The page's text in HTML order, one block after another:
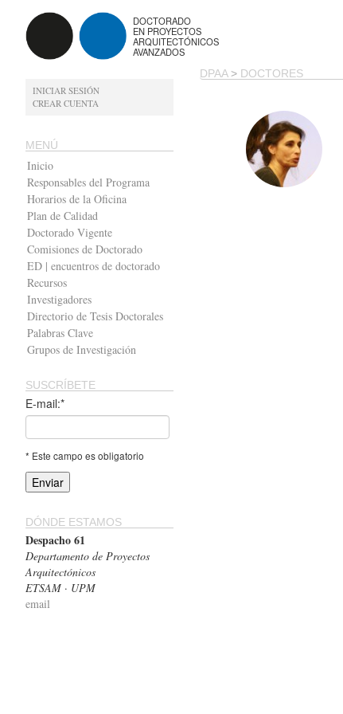
DOCTORADO
EN PROYECTOS
ARQUITECTÓNICOS
AVANZADOS
INICIAR SESIÓN
CREAR CUENTA
MENÚ
Inicio
Responsables del Programa
Horarios de la Oficina
Plan de Calidad
Doctorado Vigente
Comisiones de Doctorado
ED | encuentros de doctorado
Recursos
Investigadores
Directorio de Tesis Doctorales
Palabras Clave
Grupos de Investigación
SUSCRÍBETE
E-mail:*
* Este campo es obligatorio
DÓNDE ESTAMOS
Despacho 61
Departamento de Proyectos
Arquitectónicos
ETSAM · UPM
email
DPAA> DOCTORES